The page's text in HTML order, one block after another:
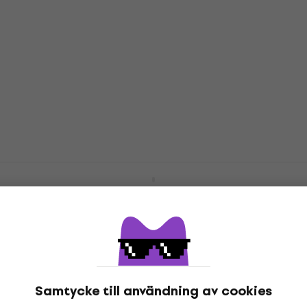
Samtycke till användning av cookies
Kondensatormikrofoner för headset
IMG Stage Line HSE-152/SK
Kondensatormikrofoner för headset